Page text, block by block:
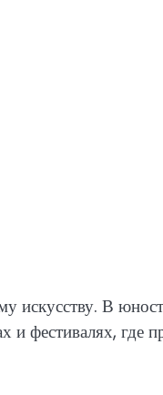
искусству. В
фестивалях, где